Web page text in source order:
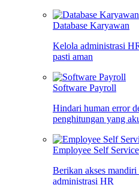
Database Karyawan
Kelola administrasi
pasti aman
Software Payroll
Hindari human error
penghitungan yang
Employee Self Service
Berikan akses
administrasi HR